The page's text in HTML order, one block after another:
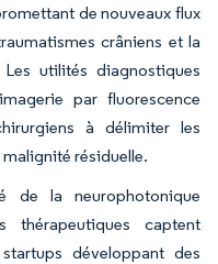
de nouveaux flux
crâniens et la
utilités diagnostiques
par fluorescence
à délimiter les
résiduelle.
de la neurophotonique
thérapeutiques captent
développant des